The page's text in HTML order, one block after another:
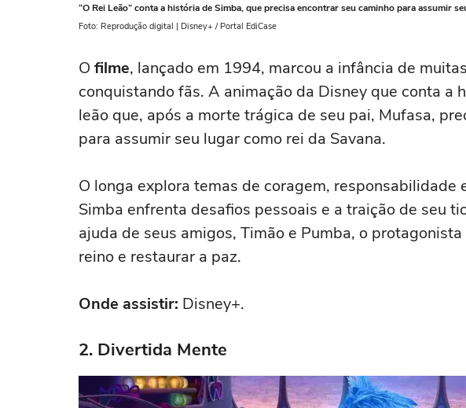
“O Rei Leão” conta a história de Simba, que precisa encontrar seu caminho para assumir
Foto: Reprodução digital | Disney+ / Portal EdiCase
O filme, lançado em 1994, marcou a infância de
conquistando fãs. A animação da Disney que conta a
leão que, após a morte trágica de seu pai, Mufasa,
para assumir seu lugar como rei da Savana.
O longa explora temas de coragem, responsabilidade
Simba enfrenta desafios pessoais e a traição de seu
ajuda de seus amigos, Timão e Pumba, o
reino e restaurar a paz.
Onde assistir: Disney+.
2. Divertida Mente